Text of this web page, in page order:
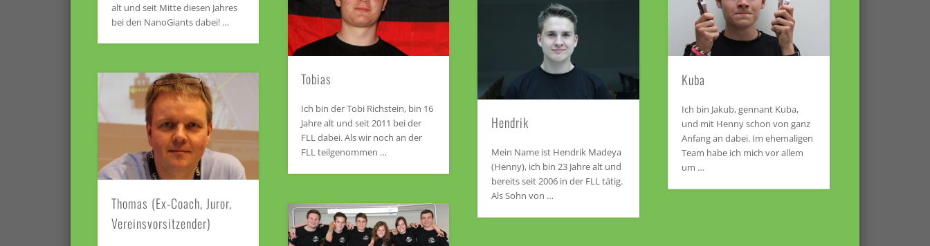
alt und seit Mitte diesen Jahres
bei den NanoGiants dabei! …
Tobias
Ich bin der Tobi Richstein, bin 16
Jahre alt und seit 2011 bei der
FLL dabei. Als wir noch an der
FLL teilgenommen …
Kuba
Ich bin Jakub, gennant Kuba,
und mit Henny schon von ganz
Anfang an dabei. Im ehemaligen
Team habe ich mich vor allem
um …
Hendrik
Mein Name ist Hendrik Madeya
(Henny), ich bin 23 Jahre alt und
bereits seit 2006 in der FLL tätig.
Als Sohn von …
Thomas (Ex-Coach, Juror,
Vereinsvorsitzender)